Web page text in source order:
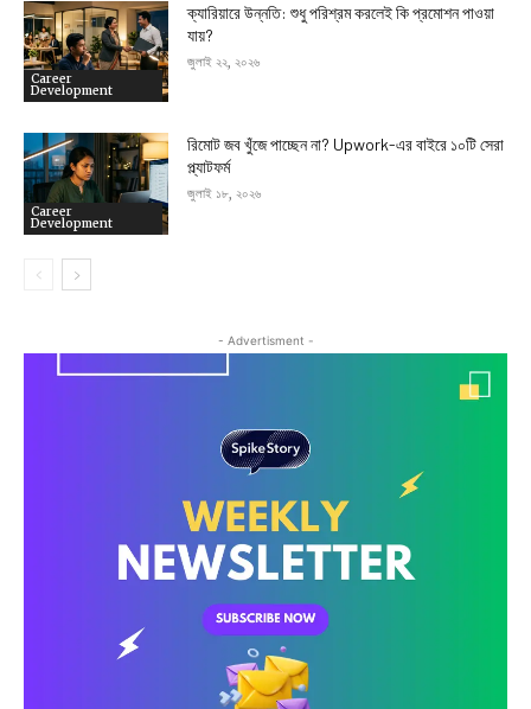
Career
Development
ক্যারিয়ারে উন্নতি: শুধু পরিশ্রম করলেই কি প্রমোশন পাওয়া
যায়?
জুলাই ২২, ২০২৬
Career
Development
রিমোট জব খুঁজে পাচ্ছেন না? Upwork-এর বাইরে ১০টি সেরা
প্ল্যাটফর্ম
জুলাই ১৮, ২০২৬
- Advertisment -